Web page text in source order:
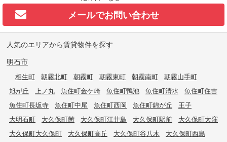
メールでお問い合わせ
人気のエリアから賃貸物件を探す
明石市
相生町 朝霧北町 朝霧町 朝霧東町 朝霧南町
朝霧山手町
旭が丘
上ノ丸 魚住町金ケ崎 魚住町鴨池 魚住町清水
魚住町住吉
魚住町長坂寺
魚住町中尾 魚住町西岡 魚住町錦が丘
王子
大明石町
大久保町茜 大久保町江井島 大久保町駅前
大久保町大窪
大久保町大久保町
大久保町高丘 大久保町谷八木
大久保町西島